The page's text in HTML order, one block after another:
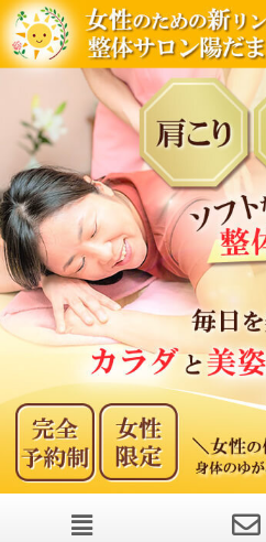
内
容
を
プ